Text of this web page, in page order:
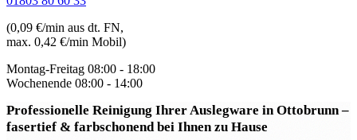
(0,09 €/min aus dt. FN,
max. 0,42 €/min Mobil)
Montag-Freitag 08:00 - 18:00
Wochenende 08:00 - 14:00
Professionelle Reinigung Ihrer Auslegware in Ottobrunn–
fasertief & farbschonend bei Ihnen zu Hause